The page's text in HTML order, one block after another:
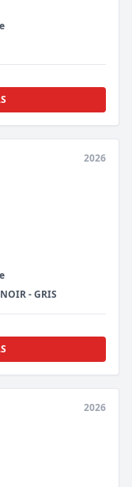
2026
- GRIS
2026